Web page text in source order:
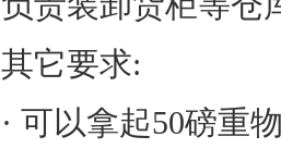
其它要求:
· 可以拿起50磅重